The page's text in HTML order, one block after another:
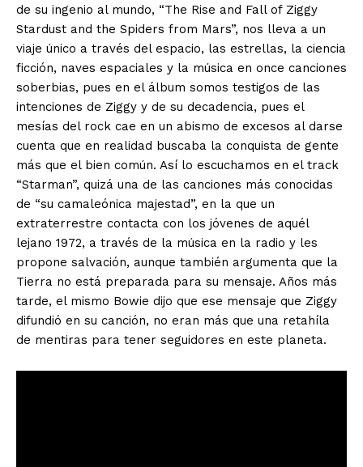
de su ingenio al mundo, “The Rise and Fall of Ziggy
Stardust and the Spiders from Mars”, nos lleva a un
viaje único a través del espacio, las estrellas, la ciencia
ficción, naves espaciales y la música en once canciones
soberbias, pues en el álbum somos testigos de las
intenciones de Ziggy y de su decadencia, pues el
mesías del rock cae en un abismo de excesos al darse
cuenta que en realidad buscaba la conquista de gente
más que el bien común. Así lo escuchamos en el track
“Starman”, quizá una de las canciones más conocidas
de “su camaleónica majestad”, en la que un
extraterrestre contacta con los jóvenes de aquél
lejano 1972, a través de la música en la radio y les
propone salvación, aunque también argumenta que la
Tierra no está preparada para su mensaje. Años más
tarde, el mismo Bowie dijo que ese mensaje que Ziggy
difundió en su canción, no eran más que una retahíla
de mentiras para tener seguidores en este planeta.